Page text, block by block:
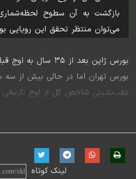
بازگشت به آن سطوح
می‌توان منتظر تحقق این رویایی
بورس ژاپن بعد از ۳۵
بورس تهران اما در حالی بیش از
عقب‌نشینی شاخص کل از اوج
اساس شاخص حقیقی این بازار
زمان بازگشت به قله پرداختیم.
لینک کوتاه